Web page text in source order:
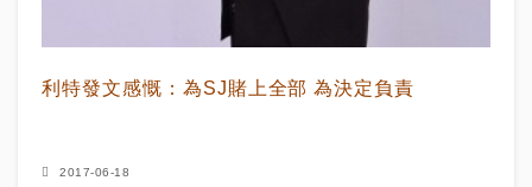
利特發文感慨：為SJ賭上全部 為決定負責
2017-06-18